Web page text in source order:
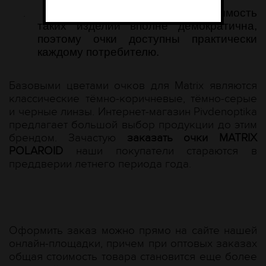
стоимость
таких изделий вполне демократична,
поэтому очки доступны практически
каждому потребителю.
Базовыми цветами очков для Matrix являются
классические тёмно-коричневые, тёмно-серые
и черные линзы. Интернет-магазин Рivdenoptika
предлагает большой выбор продукции до этим
брендом. Зачастую
заказать очки MATRIX
POLAROID
наши покупатели стараются в
преддверии летнего периода года.
Оформить заказ можно прямо на сайте нашей
онлайн-площадки, причем при оптовых заказах
общая стоимость товара становится еще более